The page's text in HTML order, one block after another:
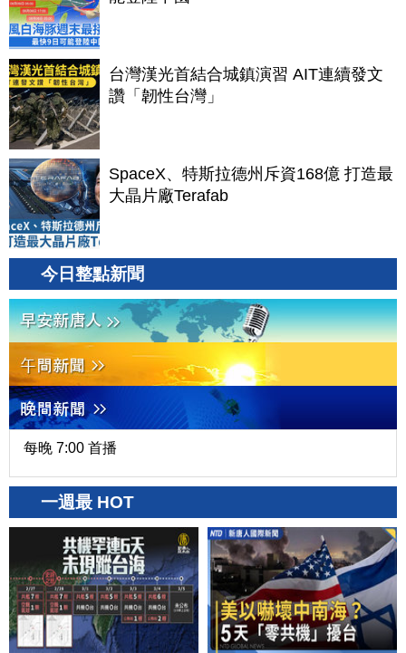
台灣漢光首結合城鎮演習 AIT連續發文
讚「韌性台灣」
SpaceX、特斯拉德州斥資168億 打造最
大晶片廠Terafab
今日整點新聞
每晚 7:00 首播
一週最 HOT